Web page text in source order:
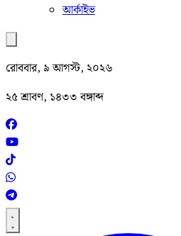
আর্কাইভ
রোববার, ৯ আগস্ট, ২০২৬
২৫ শ্রাবণ, ১৪৩৩ বঙ্গাব্দ